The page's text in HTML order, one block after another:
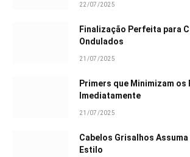
22/07/2025
Finalização Perfeita para
Ondulados
21/07/2025
Primers que Minimizam os
Imediatamente
21/07/2025
Cabelos Grisalhos Assuma
Estilo